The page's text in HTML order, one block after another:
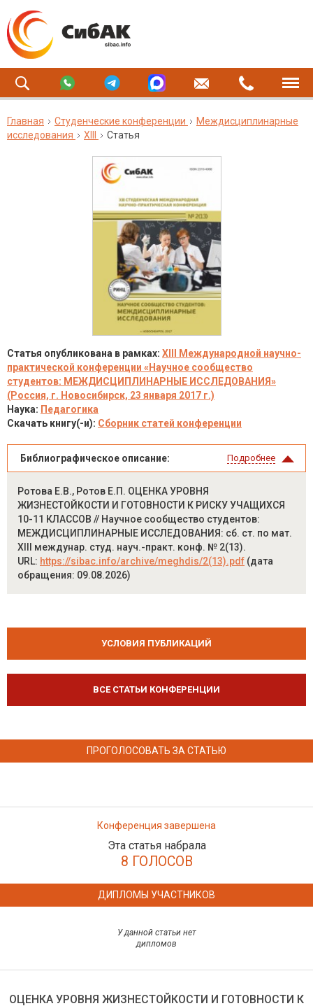
Главная Студенческие конференции
Междисциплинарные
исследования
XIII Статья
Статья опубликована в рамках: XIII Международной научно-
практической конференции «Научное сообщество
студентов: МЕЖДИСЦИПЛИНАРНЫЕ ИССЛЕДОВАНИЯ»
(Россия, г. Новосибирск, 23 января 2017 г.)
Наука: Педагогика
Скачать книгу(-и): Сборник статей конференции
Библиографическое описание: Подробнее
Ротова Е.В., Ротов Е.П. ОЦЕНКА УРОВНЯ
ЖИЗНЕСТОЙКОСТИ И ГОТОВНОСТИ К РИСКУ УЧАЩИХСЯ
10-11 КЛАССОВ // Научное сообщество студентов:
МЕЖДИСЦИПЛИНАРНЫЕ ИССЛЕДОВАНИЯ: сб. ст. по мат.
XIII междунар. студ. науч.-практ. конф. № 2(13).
URL: https://sibac.info/archive/meghdis/2(13).pdf (дата
обращения: 09.08.2026)
УСЛОВИЯ ПУБЛИКАЦИЙ
ВСЕ СТАТЬИ КОНФЕРЕНЦИИ
ПРОГОЛОСОВАТЬ ЗА СТАТЬЮ
Конференция завершена
Эта статья набрала
8 ГОЛОСОВ
ДИПЛОМЫ УЧАСТНИКОВ
У данной статьи нет
дипломов
ОЦЕНКА УРОВНЯ ЖИЗНЕСТОЙКОСТИ И ГОТОВНОСТИ К